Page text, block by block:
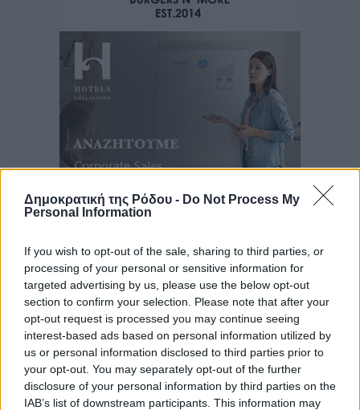
Δημοκρατική της Ρόδου - Do Not Process My
Personal Information
If you wish to opt-out of the sale, sharing to third parties, or
processing of your personal or sensitive information for
targeted advertising by us, please use the below opt-out
section to confirm your selection. Please note that after your
opt-out request is processed you may continue seeing
interest-based ads based on personal information utilized by
us or personal information disclosed to third parties prior to
your opt-out. You may separately opt-out of the further
disclosure of your personal information by third parties on the
IAB’s list of downstream participants. This information may
Ροή ειδήσεων
Τριήμερο εξόδου: Πάνω από 129.000 επιβάτες
αναχωρούν από Πειραιά, Ραφήνα και Λαύριο
Ειδήσεις• πριν 13 ώρες
Τι αλλάζει το χωροταξικό στις τουριστικές επενδύσεις
Τοπικές Ειδήσεις